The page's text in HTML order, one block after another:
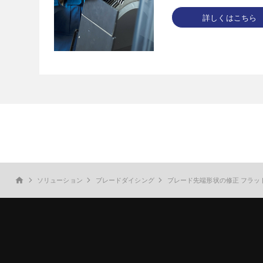
詳しくはこちら
home ソリューション ブレードダイシング ブレード先端形状の修正 フラッ